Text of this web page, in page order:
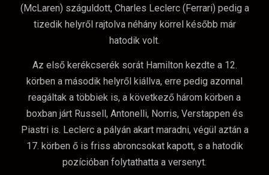
(McLaren) száguldott, Charles Leclerc (Ferrari) pedig a
tizedik helyről rajtolva néhány körrel később már
hatodik volt.
Az első kerékcserék sorát Hamilton kezdte a 12.
körben a második helyről kiállva, erre pedig azonnal
reagáltak a többiek is, a következő három körben a
boxban járt Russell, Antonelli, Norris, Verstappen és
Piastri is. Leclerc a pályán akart maradni, végül aztán a
17. körben ő is friss abroncsokat kapott, s a hatodik
pozícióban folytathatta a versenyt.